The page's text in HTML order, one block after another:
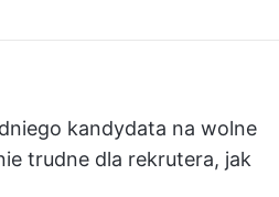
kandydata na wolne
trudne dla rekrutera, jak